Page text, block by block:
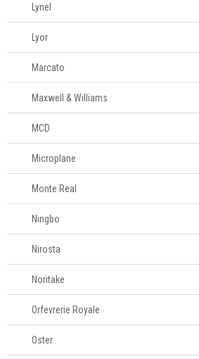
Televendas
61
996588122
Lynel
Lyor
Marcato
Maxwell & Williams
MCD
Microplane
Monte Real
Ningbo
Nirosta
Noritake
Orfevrerie Royale
Oster